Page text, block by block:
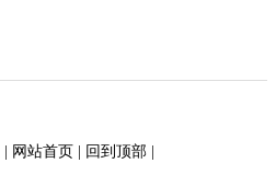
| 网站首页| 回到顶部|